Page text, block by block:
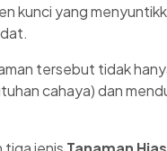
kunci yang
tersebut tidak
cahaya) dan